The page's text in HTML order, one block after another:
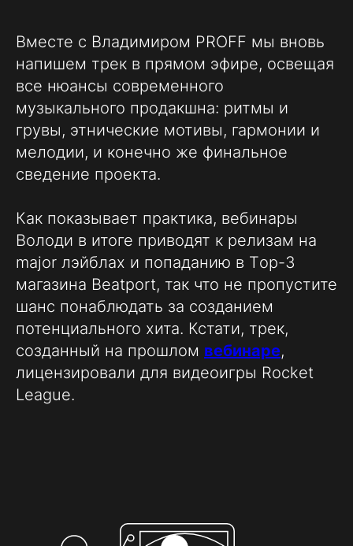
Вместе с Владимиром PROFF мы вновь
напишем трек в прямом эфире, освещая
все нюансы современного
музыкального продакшна: ритмы и
грувы, этнические мотивы, гармонии и
мелодии, и конечно же финальное
сведение проекта.
Как показывает практика, вебинары
Володи в итоге приводят к релизам на
major лэйблах и попаданию в Тop-3
магазина Beatport, так что не пропустите
шанс понаблюдать за созданием
потенциального хита. Кстати, трек,
созданный на прошлом вебинаре,
лицензировали для видеоигры Rocket
League.